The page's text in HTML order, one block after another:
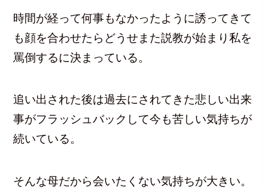
時間が経って何事もなかったように誘ってきて
も顔を合わせたらどうせまた説教が始まり私を
罵倒するに決まっている。
追い出された後は過去にされてきた悲しい出来
事がフラッシュバックして今も苦しい気持ちが
続いている。
そんな母だから会いたくない気持ちが大きい。